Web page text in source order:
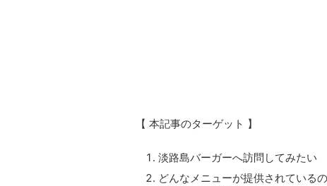
【 本記事のターゲット 】
淡路島バーガーへ訪問してみたい
どんなメニューが提供されている